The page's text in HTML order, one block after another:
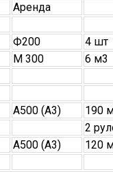
Аренда
Ф200
4 шт
М 300
6 м3
А500 (А3)
190
2
А500 (А3)
120